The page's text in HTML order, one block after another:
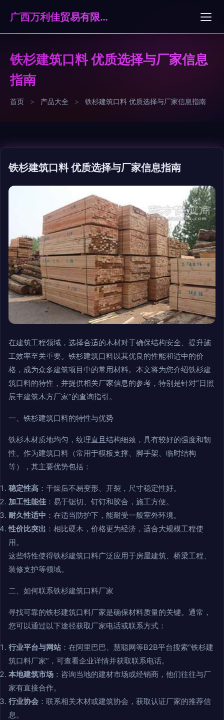
广西万利佳贸易有限公司
铁杉建筑口料 优质选择与厂家信息
指南
首页 > 产品大全 > 铁杉建筑口料 优质选择与厂家信息指南
铁杉建筑口料 优质选择与厂家信息指南
在建筑工程领域，选择合适的木材对于确保结构安全、提升施
工效率至关重要。铁杉建筑口料以其优良的性能和适中的价
格，成为众多建筑项目中的常用材料。本文将为您介绍铁杉建
筑口料的特性，并提供相关厂家信息的参考，特别是针对“日照
辰丰建筑木方厂家”的查询指引。
一、铁杉建筑口料的特性与优势
铁杉木材质地均匀，纹理直且结构细致，具有较好的强度和韧
性。作为建筑口料（常用于模板支撑、脚手架、临时结构
等），其主要优势包括：
稳定性高 ：干燥后不易变形、开裂，尺寸稳定性好。
加工性能佳 ：易于锯切、钉钉和胶合，施工方便。
耐久性适中 ：在适当防护下，能耐受一般室外环境。
性价比突出 ：相比硬木，价格更为经济，适合大规模工程使
用。
这些特性使得铁杉建筑口料广泛应用于房屋建筑、桥梁工程、
装修支护等领域。
二、如何联系铁杉建筑口料厂家
寻找可靠的铁杉建筑口料厂家是确保材料质量的关键。通常，
您可以通过以下途径获取厂家电话或联系方式：
行业平台与网站：在阿里巴巴、慧聪网等B2B平台搜索“铁杉建
筑口料厂家”，可查看企业详情并获取联系电话。
本地建筑市场 ：咨询当地的建材市场或经销商，他们往往与厂
家有直接合作。
行业协会 ：联系相关木材或建筑协会，获取认证厂家的推荐信
息。